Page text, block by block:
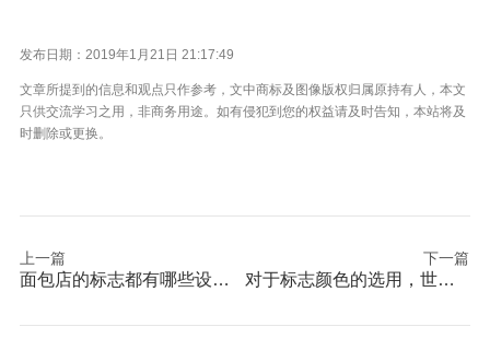
发布日期：2019年1月21日 21:17:49
文章所提到的信息和观点只作参考，文中商标及图像版权归属原持有人，本文
只供交流学习之用，非商务用途。如有侵犯到您的权益请及时告知，本站将及
时删除或更换。
上一篇
面包店的标志都有哪些设计风格
下一篇
对于标志颜色的选用，世界五百强各有侧重